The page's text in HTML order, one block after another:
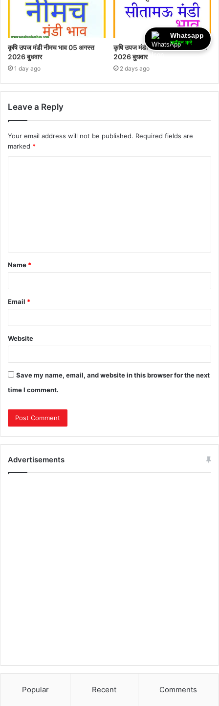
कृषि उपज मंडी नीमच भाव 05 अगस्त
2026 बुधवार
1 day ago
कृषि उपज मंडी सीतामऊ भाव 05 अगस्त
2026 बुधवार
2 days ago
Leave a Reply
Your email address will not be published. Required fields are
marked *
Name *
Email *
Website
Save my name, email, and website in this browser for the next
time I comment.
Advertisements
Popular Recent Comments
Whatsapp
ज्वॉइन करें